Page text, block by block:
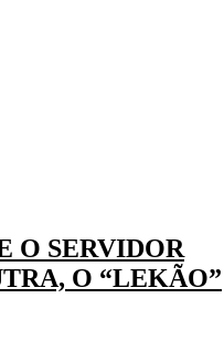
O SERVIDOR
O “LEKÃO”